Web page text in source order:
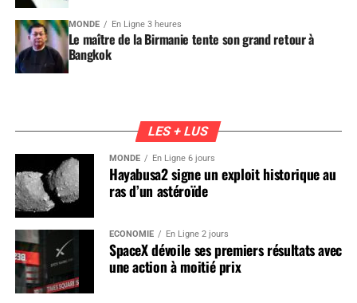
MONDE En Ligne 3 heures
Le maître de la Birmanie tente son grand retour à
Bangkok
LES + LUS
MONDE En Ligne 6 jours
Hayabusa2 signe un exploit historique au
ras d’un astéroïde
ÉCONOMIE En Ligne 2 jours
SpaceX dévoile ses premiers résultats avec
une action à moitié prix